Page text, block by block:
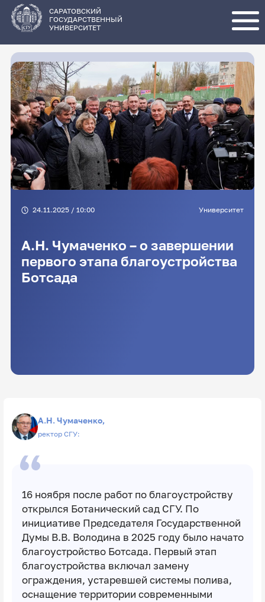
основному
содержанию
САРАТОВСКИЙ
ГОСУДАРСТВЕННЫЙ
УНИВЕРСИТЕТ
24.11.2025 / 10:00 Университет
А.Н. Чумаченко – о завершении
первого этапа благоустройства
Ботсада
А.Н. Чумаченко,
ректор СГУ:
16 ноября после работ по благоустройству
открылся Ботанический сад СГУ. По
инициативе Председателя Государственной
Думы В.В. Володина в 2025 году было начато
благоустройство Ботсада. Первый этап
благоустройства включал замену
ограждения, устаревшей системы полива,
оснащение территории современными